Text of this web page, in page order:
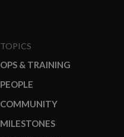
TOPICS
OPS & TRAINING
PEOPLE
COMMUNITY
MILESTONES